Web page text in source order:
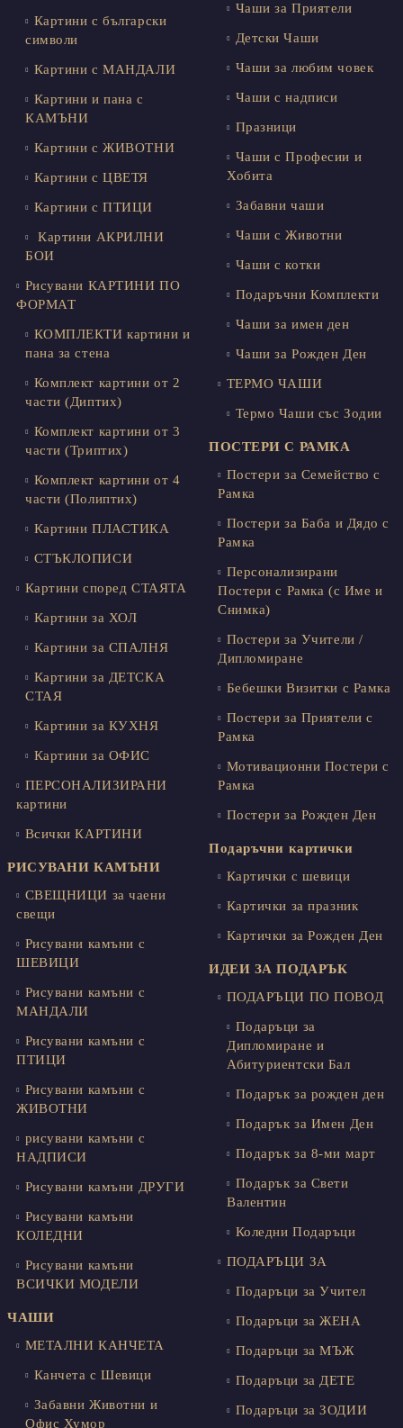
Картини с български
символи
Картини с МАНДАЛИ
Картини и пана с
КАМЪНИ
Картини с ЖИВОТНИ
Картини с ЦВЕТЯ
Картини с ПТИЦИ
Картини АКРИЛНИ
БОИ
Рисувани КАРТИНИ ПО
ФОРМАТ
КОМПЛЕКТИ картини и
пана за стена
Комплект картини от 2
части (Диптих)
Комплект картини от 3
части (Триптих)
Комплект картини от 4
части (Полиптих)
Картини ПЛАСТИКА
СТЪКЛОПИСИ
Картини според СТАЯТА
Картини за ХОЛ
Картини за СПАЛНЯ
Картини за ДЕТСКА
СТАЯ
Картини за КУХНЯ
Картини за ОФИС
ПЕРСОНАЛИЗИРАНИ
картини
Всички КАРТИНИ
РИСУВАНИ КАМЪНИ
СВЕЩНИЦИ за чаени
свещи
Рисувани камъни с
ШЕВИЦИ
Рисувани камъни с
МАНДАЛИ
Рисувани камъни с
ПТИЦИ
Рисувани камъни с
ЖИВОТНИ
рисувани камъни с
НАДПИСИ
Рисувани камъни ДРУГИ
Рисувани камъни
КОЛЕДНИ
Рисувани камъни
ВСИЧКИ МОДЕЛИ
ЧАШИ
МЕТАЛНИ КАНЧЕТА
Канчета с Шевици
Забавни Животни и
Офис Хумор
Чаши за Приятели
Детски Чаши
Чаши за любим човек
Чаши с надписи
Празници
Чаши с Професии и
Хобита
Забавни чаши
Чаши с Животни
Чаши с котки
Подаръчни Комплекти
Чаши за имен ден
Чаши за Рожден Ден
ТЕРМО ЧАШИ
Термо Чаши със Зодии
ПОСТЕРИ С РАМКА
Постери за Семейство с
Рамка
Постери за Баба и Дядо с
Рамка
Персонализирани
Постери с Рамка (с Име и
Снимка)
Постери за Учители /
Дипломиране
Бебешки Визитки с Рамка
Постери за Приятели с
Рамка
Мотивационни Постери с
Рамка
Постери за Рожден Ден
Подаръчни картички
Картички с шевици
Картички за празник
Картички за Рожден Ден
ИДЕИ ЗА ПОДАРЪК
ПОДАРЪЦИ ПО ПОВОД
Подаръци за
Дипломиране и
Абитуриентски Бал
Подарък за рожден ден
Подарък за Имен Ден
Подарък за 8-ми март
Подарък за Свети
Валентин
Коледни Подаръци
ПОДАРЪЦИ ЗА
Подаръци за Учител
Подаръци за ЖЕНА
Подаръци за МЪЖ
Подаръци за ДЕТЕ
Подаръци за ЗОДИИ